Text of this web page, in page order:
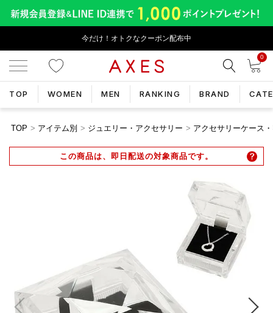
今だけ！オトクなクーポン配布中
0
TOP WOMEN MEN RANKING BRAND
TOP アイテム別 ジュエリー・アクセサリー アクセサリーケース
この商品は、即日配送の対象商品です。